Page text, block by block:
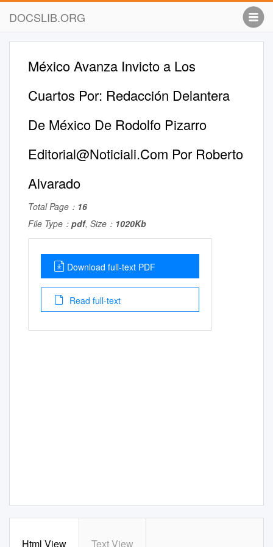
DOCSLIB.ORG
México Avanza Invicto a Los
Cuartos Por: Redacción Delantera
De México De Rodolfo Pizarro
Editorial@Noticiali.Com Por Roberto
Alvarado
Total Page： 16
File Type： pdf, Size： 1020Kb
Download full-text PDF
Read full-text
Html View Text View